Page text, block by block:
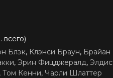
всего)
Блэк, Клэнси Браун, Брайан
, Эрин Фицджералд, Элдис
, Том Кенни, Чарли Шлаттер